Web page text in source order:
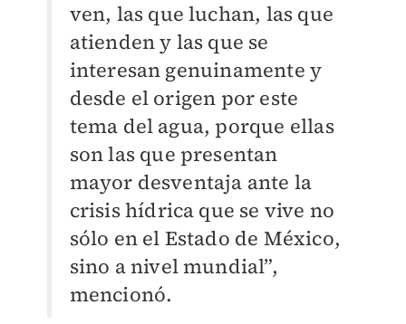
ven, las que luchan, las que
atienden y las que se
interesan genuinamente y
desde el origen por este
tema del agua, porque ellas
son las que presentan
mayor desventaja ante la
crisis hídrica que se vive no
sólo en el Estado de México,
sino a nivel mundial”,
mencionó.